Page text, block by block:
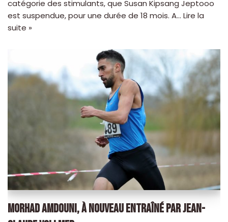
catégorie des stimulants, que Susan Kipsang Jeptooo
est suspendue, pour une durée de 18 mois. A… Lire la
suite »
MORHAD AMDOUNI, À NOUVEAU ENTRAÎNÉ PAR JEAN-